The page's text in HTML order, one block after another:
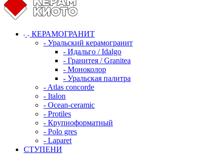
КЕРАМОГРАНИТ
- Уральский керамогранит
- Идальго / Idalgo
- Гранитея / Granitea
- Моноколор
- Уральская палитра
- Atlas concorde
- Italon
- Ocean-ceramic
- Protiles
- Крупноформатный
- Polo gres
- Laparet
СТУПЕНИ